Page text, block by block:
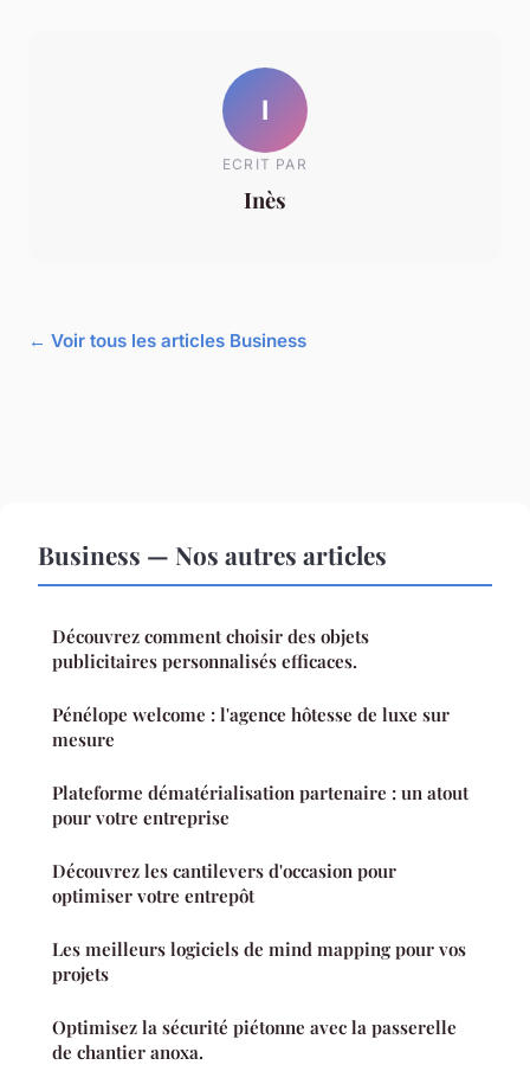
I
ECRIT PAR
Inès
← Voir tous les articles Business
Business — Nos autres articles
Découvrez comment choisir des objets
publicitaires personnalisés efficaces.
Pénélope welcome : l'agence hôtesse de luxe sur
mesure
Plateforme dématérialisation partenaire : un atout
pour votre entreprise
Découvrez les cantilevers d'occasion pour
optimiser votre entrepôt
Les meilleurs logiciels de mind mapping pour vos
projets
Optimisez la sécurité piétonne avec la passerelle
de chantier anoxa.